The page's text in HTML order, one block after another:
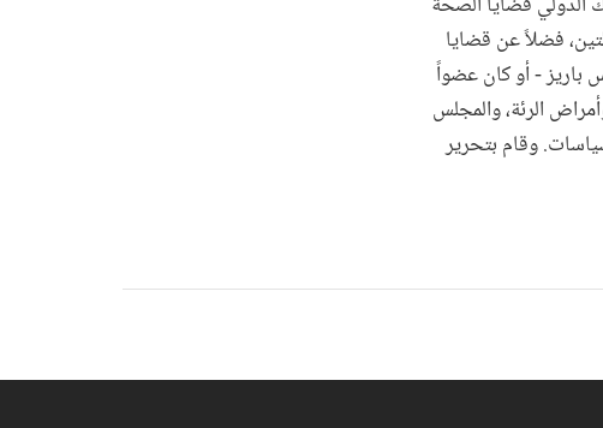
فضلاً عن قضايا
باريز - أو كان عضواً
الرئة، والمجلس
وقام بتحرير